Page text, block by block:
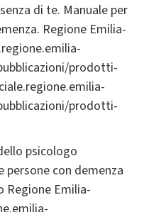
di te. Manuale per
Regione Emilia-
prodotti-
prodotti-
psicologo
con demenza
Regione Emilia-